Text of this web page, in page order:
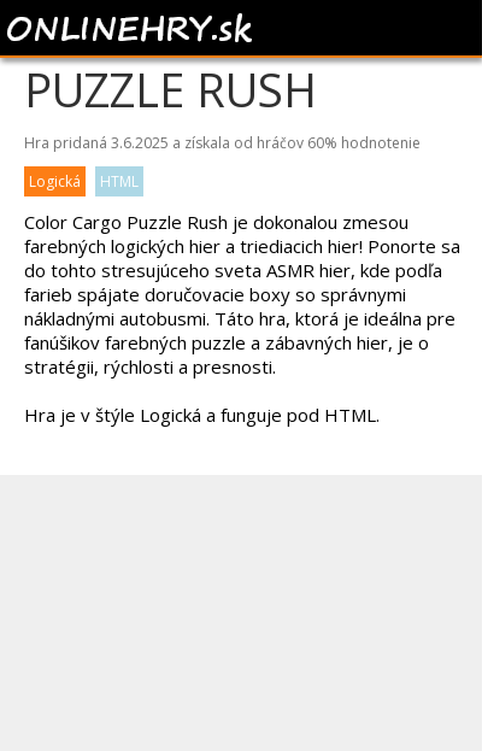
COLOR CARGO
PUZZLE RUSH
Hra pridaná 3.6.2025 a získala od hráčov 60% hodnotenie
Logická
HTML
Color Cargo Puzzle Rush je dokonalou zmesou
farebných logických hier a triediacich hier! Ponorte sa
do tohto stresujúceho sveta ASMR hier, kde podľa
farieb spájate doručovacie boxy so správnymi
nákladnými autobusmi. Táto hra, ktorá je ideálna pre
fanúšikov farebných puzzle a zábavných hier, je o
stratégii, rýchlosti a presnosti.
Hra je v štýle Logická a funguje pod HTML.